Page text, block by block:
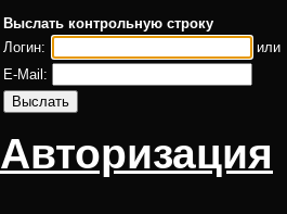
Выслать контрольную строку
Логин:
или
E-Mail:
Авторизация